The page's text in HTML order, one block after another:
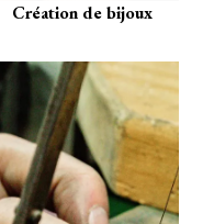
Création de bijoux